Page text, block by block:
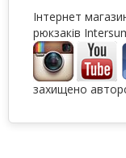
Інтернет
рюкзаків
захищено